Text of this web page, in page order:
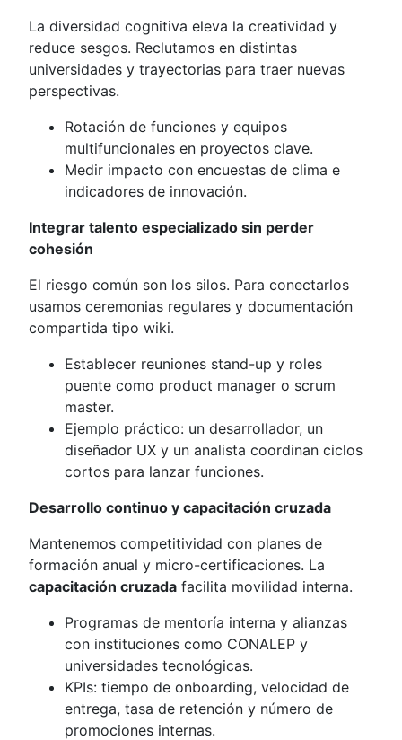
La diversidad cognitiva eleva la creatividad y
reduce sesgos. Reclutamos en distintas
universidades y trayectorias para traer nuevas
perspectivas.
Rotación de funciones y equipos
multifuncionales en proyectos clave.
Medir impacto con encuestas de clima e
indicadores de innovación.
Integrar talento especializado sin perder
cohesión
El riesgo común son los silos. Para conectarlos
usamos ceremonias regulares y documentación
compartida tipo wiki.
Establecer reuniones stand-up y roles
puente como product manager o scrum
master.
Ejemplo práctico: un desarrollador, un
diseñador UX y un analista coordinan ciclos
cortos para lanzar funciones.
Desarrollo continuo y capacitación cruzada
Mantenemos competitividad con planes de
formación anual y micro-certificaciones. La
capacitación cruzada facilita movilidad interna.
Programas de mentoría interna y alianzas
con instituciones como CONALEP y
universidades tecnológicas.
KPIs: tiempo de onboarding, velocidad de
entrega, tasa de retención y número de
promociones internas.